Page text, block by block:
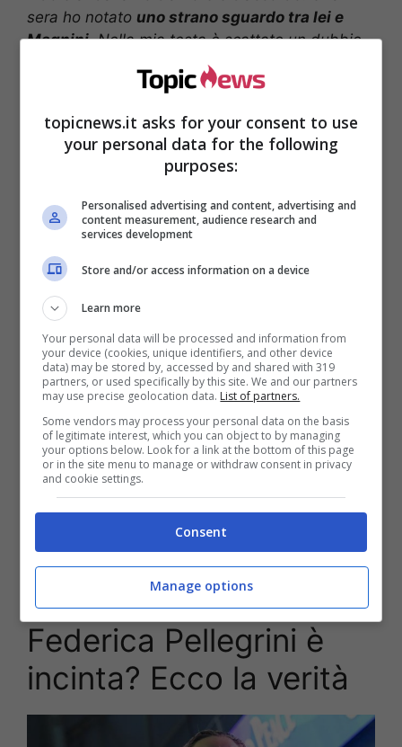
sera ho notato uno strano sguardo tra lei e
Magnini. Nella mia testa è scattato un dubbio.
Le ho fatto una scenata di gelosia, ma lei mi ha
rassicurato. Nel giorno in cui Federica ha vinto i
le parole che meno mi sarei aspettato: ‘Luca,
non ti amo più’. […] Il dolore aveva vinto su tutto
Come sempre il mondo del gossip è sempre
attento al chiacchiericcio mediatico su molti
personaggi famosi e, questa volta è toccato
proprio all’ex Campionessa.
questione era proprio un pancino sospetto
che ha fatto parlare gli esperti del gossip di
una possibile gravidanza.Sarà cosi?
Federica Pellegrini è
incinta? Ecco la verità
topicnews.it asks for your consent to use
your personal data for the following
purposes:
Personalised advertising and content, advertising and
content measurement, audience research and
services development
Store and/or access information on a device
Learn more
Your personal data will be processed and information from
your device (cookies, unique identifiers, and other device
data) may be stored by, accessed by and shared with 319
partners, or used specifically by this site. We and our partners
may use precise geolocation data. List of partners.
Some vendors may process your personal data on the basis
of legitimate interest, which you can object to by managing
your options below. Look for a link at the bottom of this page
or in the site menu to manage or withdraw consent in privacy
and cookie settings.
Consent
Manage options